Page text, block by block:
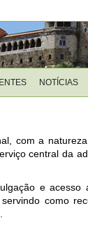
NOTÍCIAS
com a
central da
e
como